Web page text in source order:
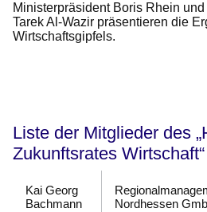
Ministerpräsident Boris Rhein
Tarek Al-Wazir präsentieren die
Wirtschaftsgipfels.
Liste der Mitglieder des
Zukunftsrates Wirtschaft“
Kai Georg
Bachmann
Nordhessen